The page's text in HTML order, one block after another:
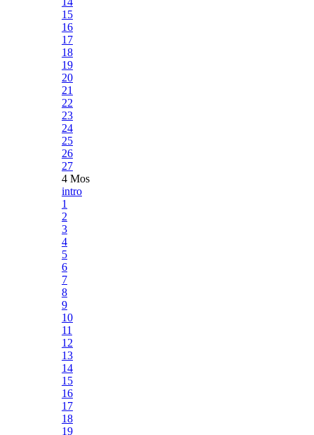
15
16
17
18
19
20
21
22
23
24
25
26
27
4 Mos
intro
1
2
3
4
5
6
7
8
9
10
11
12
13
14
15
16
17
18
19